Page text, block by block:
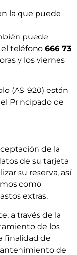
la que puede
puede
el teléfono 666 73
y los viernes
(AS-920) están
Principado de
de la
de su tarjeta
su reserva, así
como
extras.
a través de la
de los
finalidad de
de